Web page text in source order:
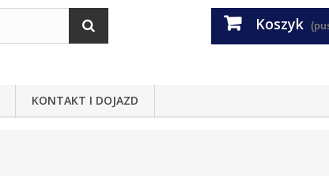
Koszyk
KONTAKT I DOJAZD